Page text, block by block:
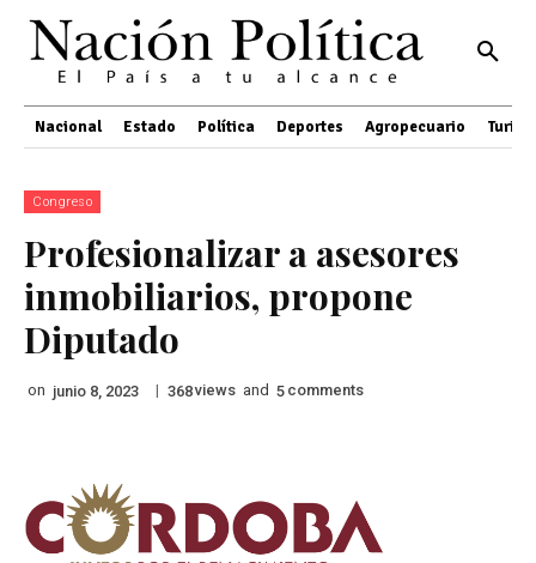
Nacional Estado Política Deportes Agropecuario
Congreso
Profesionalizar a asesores
inmobiliarios, propone
Diputado
on junio 8, 2023 | 368views and 5 comments